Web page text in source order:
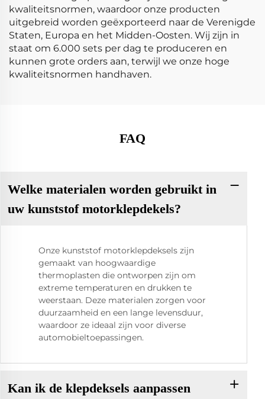
kwaliteitsnormen, waardoor onze producten
uitgebreid worden geëxporteerd naar de Verenigde
Staten, Europa en het Midden-Oosten. Wij zijn in
staat om 6.000 sets per dag te produceren en
kunnen grote orders aan, terwijl we onze hoge
kwaliteitsnormen handhaven.
FAQ
Welke materialen worden gebruikt in
uw kunststof motorklepdekels?
Onze kunststof motorklepdeksels zijn
gemaakt van hoogwaardige
thermoplasten die ontworpen zijn om
extreme temperaturen en drukken te
weerstaan. Deze materialen zorgen voor
duurzaamheid en een lange levensduur,
waardoor ze ideaal zijn voor diverse
automobieltoepassingen.
Kan ik de klepdeksels aanpassen